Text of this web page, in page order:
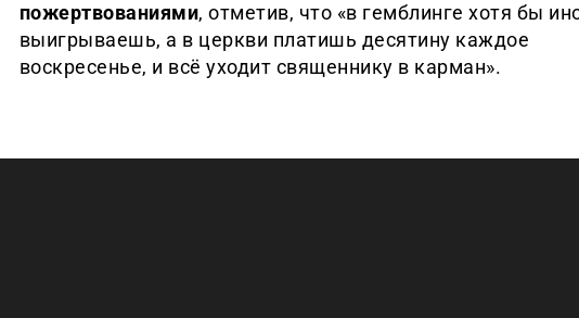
пожертвованиями, отметив, что «в гемблинге хотя бы
выигрываешь, а в церкви платишь десятину каждое
воскресенье, и всё уходит священнику в карман».